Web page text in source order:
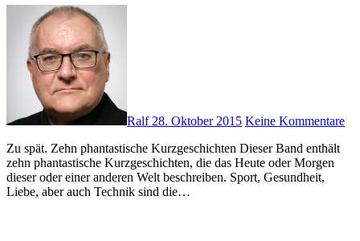
Ralf28. Oktober 2015 Keine Kommentare
Zu spät. Zehn phantastische Kurzgeschichten Dieser Band enthält
zehn phantastische Kurzgeschichten, die das Heute oder Morgen
dieser oder einer anderen Welt beschreiben. Sport, Gesundheit,
Liebe, aber auch Technik sind die…